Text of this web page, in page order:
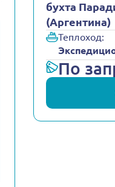
бухта
(Аргентина)
Теплоход:
По